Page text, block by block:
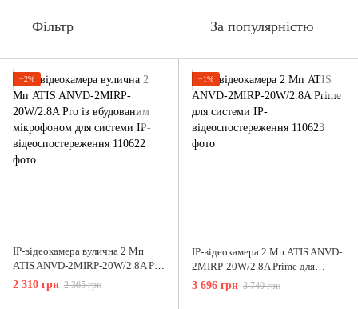
Фільтр За популярністю
−2%
IP-відеокамера вулична 2 Мп
ATIS ANVD-2MIRP-20W/2.8A Pro
із вбудованим мікрофоном для
системи IP-відеоспостереження
2 310 грн 2 365 грн
−1%
IP-відеокамера 2 Мп ATIS ANVD-
2MIRP-20W/2.8A Prime для
системи IP-відеоспостереження
3 696 грн 3 740 грн